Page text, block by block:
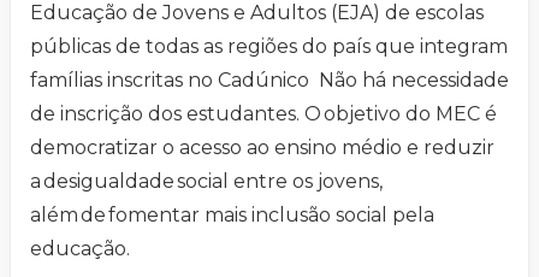
Educação de Jovens e Adultos (EJA) de escolas
públicas de todas as regiões do país que integram
famílias inscritas no Cadúnico Não há necessidade
de inscrição dos estudantes. O objetivo do MEC é
democratizar o acesso ao ensino médio e reduzir
a desigualdade social entre os jovens,
além de fomentar mais inclusão social pela
educação.